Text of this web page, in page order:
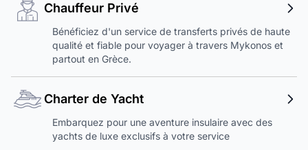
Chauffeur Privé
Bénéficiez d'un service de transferts privés de haute
qualité et fiable pour voyager à travers Mykonos et
partout en Grèce.
Charter de Yacht
Embarquez pour une aventure insulaire avec des
yachts de luxe exclusifs à votre service